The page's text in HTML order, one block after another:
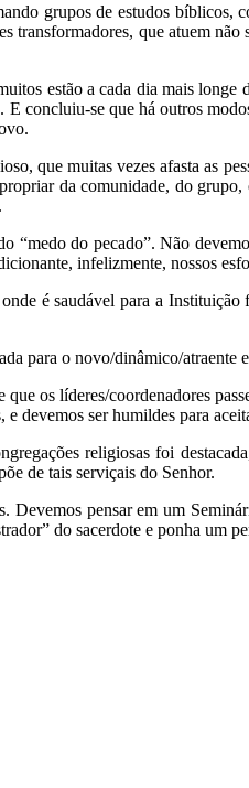
grupos de estudos
transformadores, que atuem
estão a cada dia mais
concluiu-se que há outros
que muitas vezes afasta as
da comunidade, do
“medo do pecado”. Não
infelizmente, nossos
é saudável para a
para o novo/dinâmico/atraente
os líderes/coordenadores
devemos ser humildes para
religiosas foi
de tais serviçais do Senhor.
pensar em um
do sacerdote e ponha um